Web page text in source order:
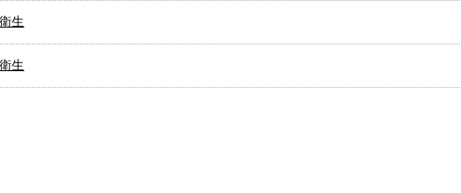
生
生